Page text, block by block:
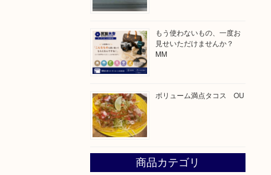
もう使わないもの、一度お
見せいただけませんか？
MM
ボリューム満点タコス OU
商品カテゴリ